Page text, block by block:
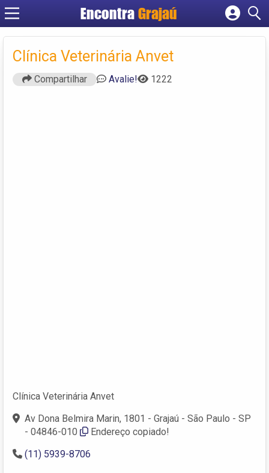
Encontra Grajaú
Cadastrar empresa
Criar conta
Clínica Veterinária Anvet
Compartilhar Avalie! 1222
Clínica Veterinária Anvet
Av Dona Belmira Marin, 1801 - Grajaú - São Paulo - SP
- 04846-010
Endereço copiado!
(11) 5939-8706